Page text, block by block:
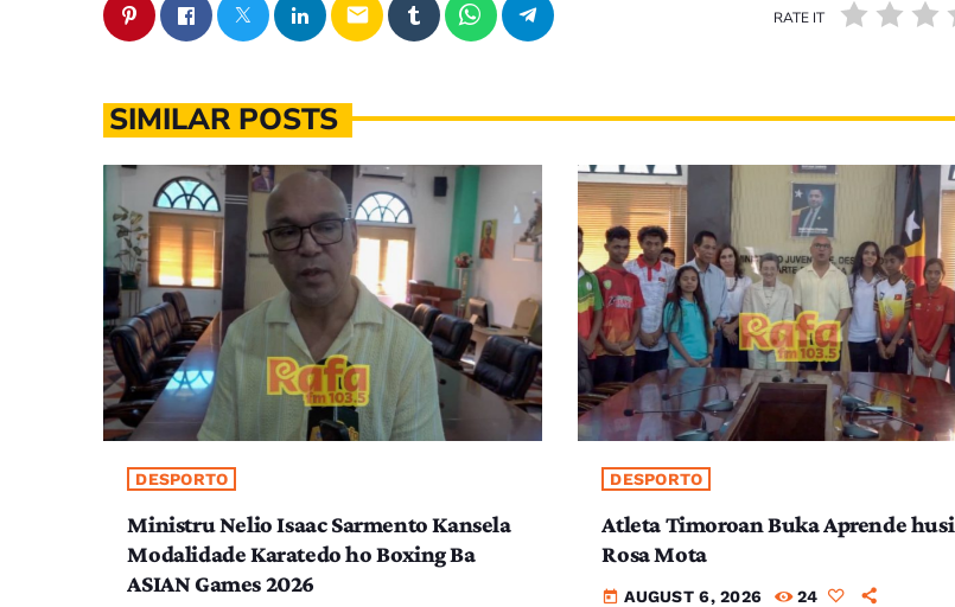
email RATE IT
SIMILAR POSTS
DESPORTO
Ministru Nelio Isaac Sarmento Kansela
Modalidade Karatedo ho Boxing Ba
ASIAN Games 2026
DESPORTO
Atleta Timoroan Buka Aprende husi
Rosa Mota
today AUGUST 6, 2026 24